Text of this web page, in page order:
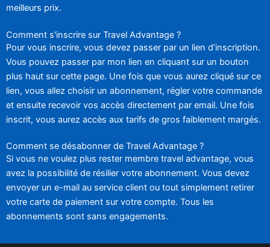
meilleurs prix.
Comment s'inscrire sur Travel Advantage ?
Pour vous inscrire, vous devez passer par un lien d’inscription.
Vous pouvez passer par mon lien en cliquant sur un bouton
plus haut sur cette page. Une fois que vous aurez cliqué sur ce
lien, vous allez choisir un abonnement, régler votre commande
et ensuite recevoir vos accès directement par email. Une fois
inscrit, vous aurez accès aux tarifs de gros faiblement margés.
Comment se désabonner de Travel Advantage ?
Si vous ne voulez plus rester membre travel advantage, vous
avez la possibilité de résilier votre abonnement. Vous devez
envoyer un e-mail au service client ou tout simplement retirer
votre carte de paiement sur votre compte. Tous les
abonnements sont sans engagements.